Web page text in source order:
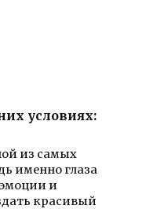
условиях:
из самых
именно глаза
и
красивый